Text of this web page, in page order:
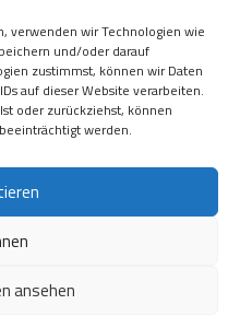
verwenden wir Technologien wie
und/oder darauf
zustimmst, können wir Daten
auf dieser Website verarbeiten.
oder zurückziehst, können
werden.
ansehen